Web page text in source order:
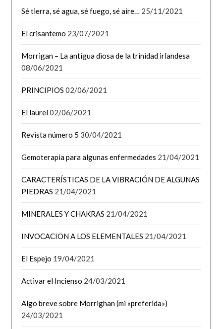
Sé tierra, sé agua, sé fuego, sé aire… 25/11/2021
El crisantemo 23/07/2021
Morrigan – La antigua diosa de la trinidad irlandesa
08/06/2021
PRINCIPIOS 02/06/2021
El laurel02/06/2021
Revista número 5 30/04/2021
Gemoterapia para algunas enfermedades 21/04/2021
CARACTERÍSTICAS DE LA VIBRACIÓN DE ALGUNAS
PIEDRAS 21/04/2021
MINERALES Y CHAKRAS 21/04/2021
INVOCACION A LOS ELEMENTALES 21/04/2021
El Espejo 19/04/2021
Activar el Incienso 24/03/2021
Algo breve sobre Morrighan (mi «preferida»)
24/03/2021